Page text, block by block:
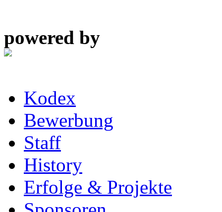
powered by
Kodex
Bewerbung
Staff
History
Erfolge & Projekte